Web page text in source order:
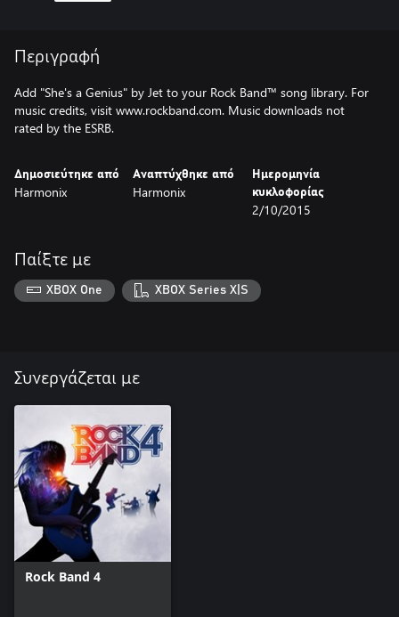
Περιγραφή
Add "She's a Genius" by Jet to your Rock Band™ song library. For
music credits, visit www.rockband.com. Music downloads not
rated by the ESRB.
Δημοσιεύτηκε από
Harmonix
Αναπτύχθηκε από
Harmonix
Ημερομηνία
κυκλοφορίας
2/10/2015
Παίξτε με
XBOX One XBOX Series X|S
Συνεργάζεται με
Rock Band 4